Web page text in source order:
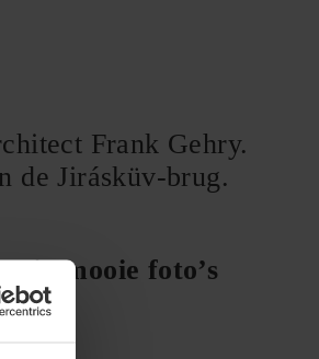
Frank Gehry.
de Jirásküv-brug.
je mooie foto’s